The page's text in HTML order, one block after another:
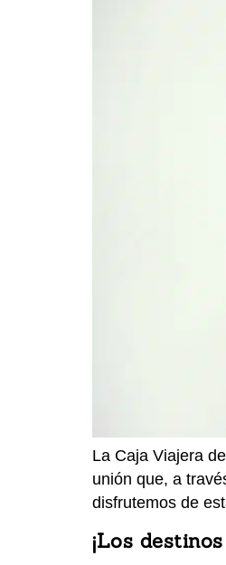
La Caja Viajera
unión que, a
disfrutemos de
¡Los